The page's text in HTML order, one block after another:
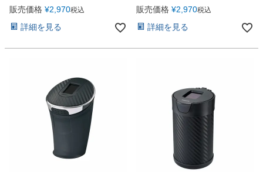
販売価格 ¥2,970税込
詳細を見る
販売価格 ¥2,970税込
詳細を見る